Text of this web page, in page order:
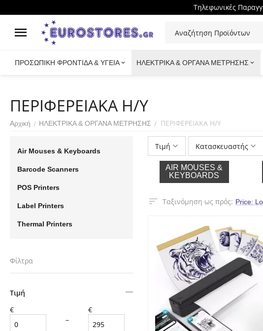
Τηλεφωνικές
ΠΡΟΣΩΠΙΚΗ ΦΡΟΝΤΙΔΑ & ΥΓΕΙΑ ΗΛΕΚΤΡΙΚΑ & ΟΡΓΑΝΑ ΜΕΤΡΗΣΗΣ
ΠΕΡΙΦΕΡΕΙΑΚΑ Η/Υ
Αρχική / ΗΛΕΚΤΡΙΚΑ & ΟΡΓΑΝΑ ΜΕΤΡΗΣΗΣ / ΠΕΡΙΦΕΡΕΙΑΚΑ Η/Υ
Τιμή Κατασκευαστής
AIR MOUSES &
KEYBOARDS
Ταξινόμηση ως πρός: Price:
Air Mouses & Keyboards
Barcode Scanners
POS Printers
Label Printers
Thermal Printers
Φίλτρα
Τιμή
€
–
€